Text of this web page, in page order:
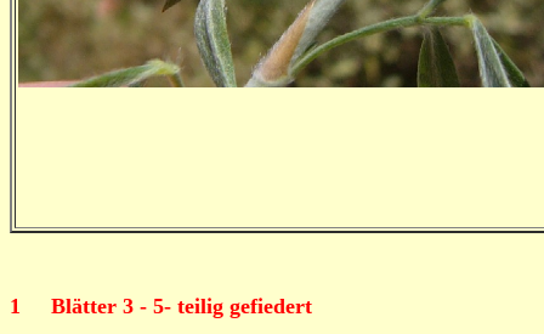
1 Blätter 3 - 5- teilig gefiedert